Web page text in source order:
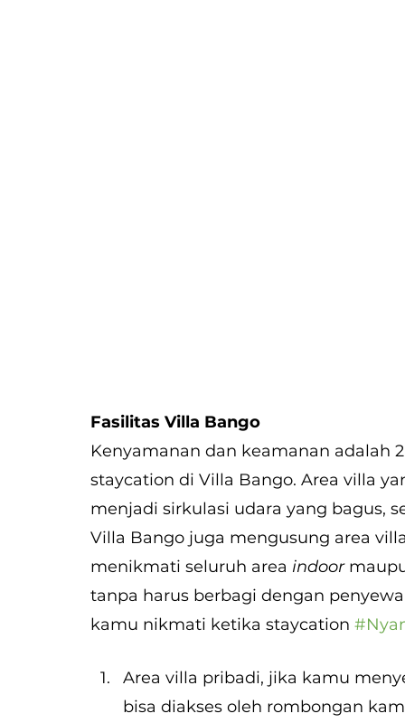
Fasilitas Villa Bango
Kenyamanan dan keamanan adalah
staycation di Villa Bango. Area villa
menjadi sirkulasi udara yang bagus,
Villa Bango juga mengusung area
menikmati seluruh area indoor
tanpa harus berbagi dengan
kamu nikmati ketika staycation
Area villa pribadi, jika kamu
bisa diakses oleh rombongan